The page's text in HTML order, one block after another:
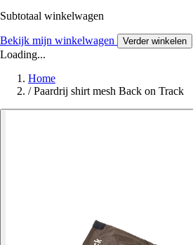
Subtotaal winkelwagen
Bekijk mijn winkelwagen Verder winkelen
Loading...
Home
/ Paardrij shirt mesh Back on Track